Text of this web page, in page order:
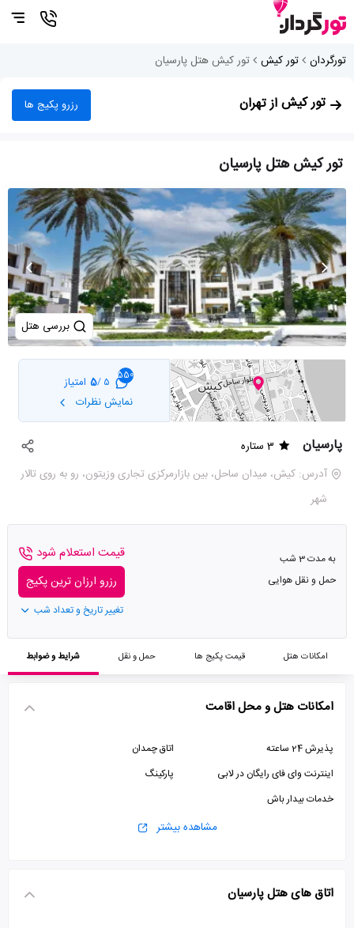
تورگردان تور کیش تور کیش هتل پارسیان
تور کیشاز تهران رزرو پکیج ها
تور کیش هتل پارسیان
بررسی هتل
550
5 /
5 امتیاز
نمایش نظرات
پارسیان
3 ستاره
آدرس: کیش، میدان ساحل، بین بازارمرکزی تجاری وزیتون، رو به روی تالار
شهر
به مدت 3 شب
حمل و نقل هوایی
قیمت استعلام شود
رزرو ارزان ترین پکیج
تغییر تاریخ و تعداد شب
امکانات هتل قیمت پکیج ها حمل و نقل شرایط و ضوابط
امکانات هتل و محل اقامت
پذیرش 24 ساعته
اتاق چمدان
اینترنت وای فای رایگان در لابی
پارکینگ
خدمات بیدار باش
مشاهده بیشتر
اتاق های هتل پارسیان